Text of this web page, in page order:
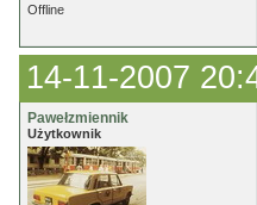
Offline
14-11-2007
Pawełzmiennik
Użytkownik